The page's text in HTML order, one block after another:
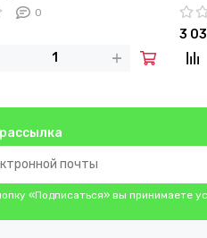
0
3
«Подписаться» вы принимаете